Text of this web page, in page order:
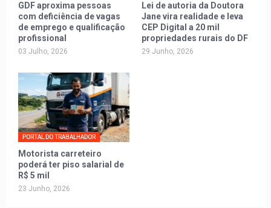
GDF aproxima pessoas
com deficiência de vagas
de emprego e qualificação
profissional
03 Julho, 2026
Lei de autoria da Doutora
Jane vira realidade e leva
CEP Digital a 20 mil
propriedades rurais do DF
29 Junho, 2026
PORTAL DO TRABALHADOR
Motorista carreteiro
poderá ter piso salarial de
R$ 5 mil
23 Junho, 2026